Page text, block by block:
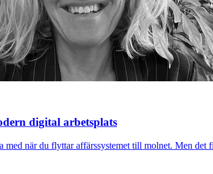
digital arbetsplats
med när du flyttar affärssystemet till molnet. Men